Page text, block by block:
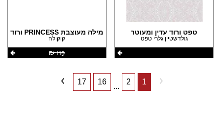
טפט ורוד עדין ומעוטר
גולדשטיין גלרי טפט
מילה מעוצבת PRINCESS ורוד
קוקולה
119 ‏₪
1
2
...
16
17